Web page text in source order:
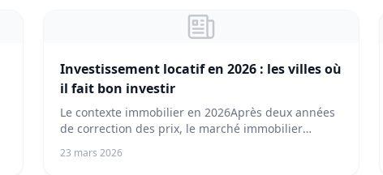
Investissement locatif en 2026 : les villes où
il fait bon investir
Le contexte immobilier en 2026Après deux années
de correction des prix, le marché immobilier
23 mars 2026